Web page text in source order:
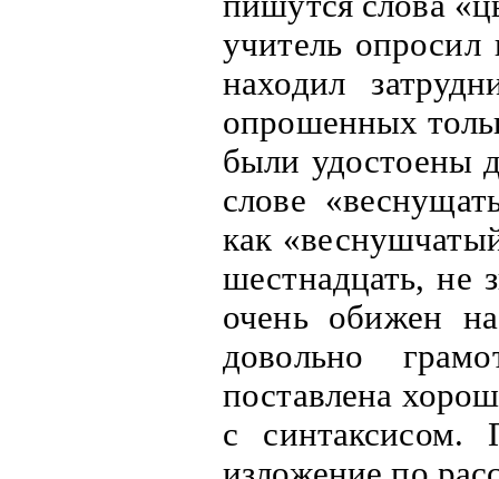
учитель
находил
опрошенных
были удостоены
слове
как
шестнадцать, не
очень обижен
довольно
поставлена
с синтаксисом.